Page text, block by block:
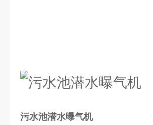
污水池潜水曝气机